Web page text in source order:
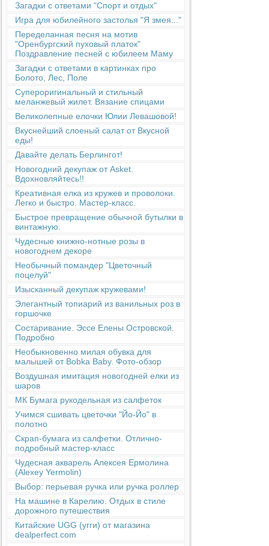
Загадки с ответами "Спорт и отдых"
Игра для юбилейного застолья "Я змея..."
Переделанная песня на мотив
"Оренбургский пуховый платок"
Поздравление песней с юбилеем Маму
Загадки с ответами в картинках про
Болото, Лес, Поле
Супероригинальный и стильный
меланжевый жилет. Вязание спицами
Великолепные елочки Юлии Левашовой!
Вкуснейший слоеный салат от Вкусной
еды!
Давайте делать Берлингот!
Новогодний декупаж от Asket.
Вдохновляйтесь!!
Креативная елка из кружев и проволоки.
Легко и быстро. Мастер-класс.
Быстрое превращение обычной бутылки в
винтажную.
Чудесные книжно-нотные розы в
новогоднем декоре
Необычный помандер "Цветочный
поцелуй"
Изысканный декупаж кружевами!
Элегантный топиарий из ванильных роз в
горшочке
Состаривание. Эссе Елены Островской.
Подробно
Необыкновенно милая обувка для
малышей от Bobka Baby. Фото-обзор
Воздушная имитация новогодней елки из
шаров
МК Бумага рукодельная из салфеток
Учимся сшивать цветочки "Йо-Йо" в
полотно
Скрап-бумага из салфетки. Отлично-
подробный мастер-класс
Чудесная акварель Алексея Ермолина
(Alexey Yermolin)
Выбор: перьевая ручка или ручка роллер
На машине в Карелию. Отдых в стиле
дорожного путешествия
Китайские UGG (угги) от магазина
dealperfect.com